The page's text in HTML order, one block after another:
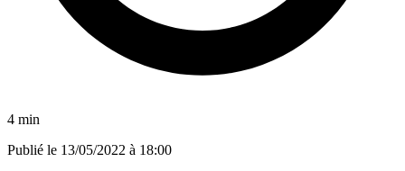
4 min
Publié le 13/05/2022 à 18:00